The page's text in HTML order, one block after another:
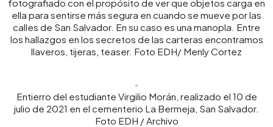
fotografiado con el propósito de ver que objetos carga en
ella para sentirse más segura en cuando se mueve por las
calles de San Salvador. En su caso es una manopla. Entre
los hallazgos en los secretos de las carteras encontramos
llaveros, tijeras, teaser. Foto EDH/ Menly Cortez
Entierro del estudiante Virgilio Morán, realizado el 10 de
julio de 2021 en el cementerio La Bermeja, San Salvador.
Foto EDH / Archivo